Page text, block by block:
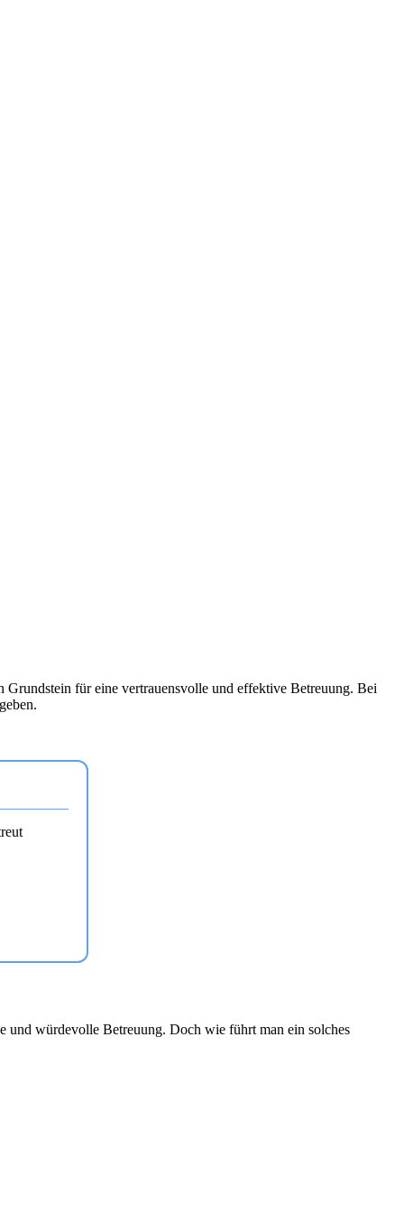
für eine vertrauensvolle und effektive Betreuung. Bei
und würdevolle Betreuung. Doch wie führt man ein solches